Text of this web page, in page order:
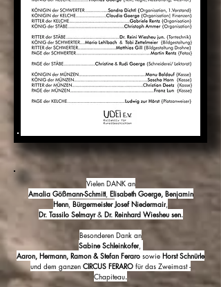
Vielen DANK an
Amalia Gößmann-Schmitt, Elisabeth Goerge, Benjamin
Henn Bürgermeister Josef Niedermair
Dr. Tassilo Selmayr& Dr. Reinhard Wiesheu sen.
Besonderen Dank an
Sabine Schleinkofer,
Aaron, Hermann, Ramon & Stefan Feraro sowie Horst Schnürle
und dem ganzen CIRCUS FERARO für das Zweimast -
Chapiteau.